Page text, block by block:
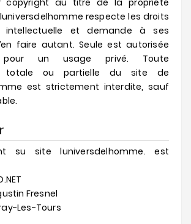
copyright au titre de la propriété
respecte les droits
intellectuelle et demande à ses
faire autant. Seule est autorisée
pour un usage privé. Toute
totale ou partielle du site de
est strictement interdite, sauf
su site luniversdelhomme. est
Fresnel
Les-Tours